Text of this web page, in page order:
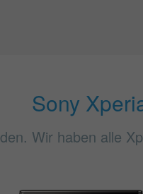
Sony
Wir haben alle